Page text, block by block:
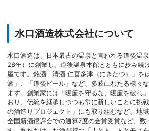
水口酒造株式会社について
水口酒造は、日本最古の温泉と言われる道後温
28年）に創業し、道後温泉本館とともに歩み続
屋です。銘酒「清酒 仁喜多津（にきたつ）」を
酒」、「道後ビール」など、多岐にわたる様々
ます。創業家には「暖簾を守るな、暖簾を破れ
おり、伝統を継承しつつも常に新しいことに挑
の酒造りプロジェクト」にも取り組むなど、地域
全国新酒鑑評会での通算7度の金賞受賞など、数